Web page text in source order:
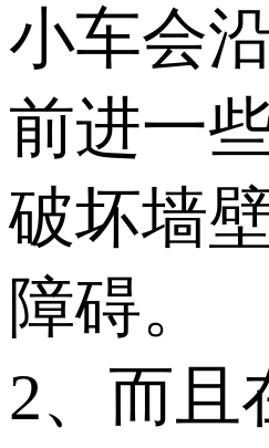
小车会
前进一
破坏墙
障碍。
2、而且